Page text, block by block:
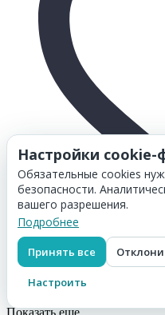
Товар добавлен в
Картридж Hi-Black
Photoblack, №727, 130
1 851₽
Перейти в корзину
Показать еще
Настройки cookie-
Обязательные cookies
безопасности.
вашего разрешения.
Подробнее
Принять все
Настроить